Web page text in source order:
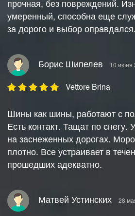
прочная, без повреждений.
умеренный, способна еще
за дорого и выбор оправдался.
Борис Шипелев 10 июня
Vettore Brina
Шины как шины, работают с
Есть контакт. Тащат по снегу.
на заснеженных дорогах.
плотно. Все устраивает в
прошедших адекватно.
Матвей Устинских 28